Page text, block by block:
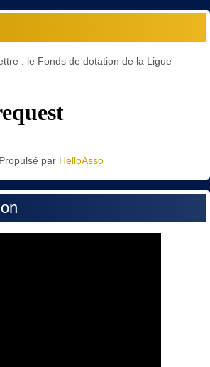
: le Fonds de dotation de la Ligue
Propulsé par HelloAsso